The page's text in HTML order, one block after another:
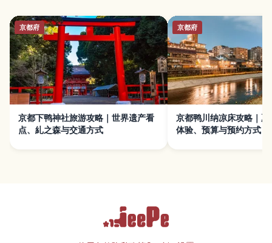
京都府
京都下鸭神社旅游攻略｜世界遗产看
点、糺之森与交通方式
京都府
京都鸭川纳凉床攻略｜夏
体验、预算与预约方式